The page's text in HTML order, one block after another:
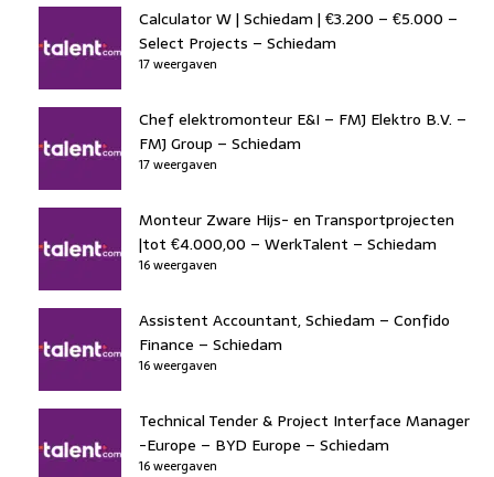
Calculator W | Schiedam | €3.200 – €5.000 –
Select Projects – Schiedam
17 weergaven
Chef elektromonteur E&I – FMJ Elektro B.V. –
FMJ Group – Schiedam
17 weergaven
Monteur Zware Hijs- en Transportprojecten
|tot €4.000,00 – WerkTalent – Schiedam
16 weergaven
Assistent Accountant, Schiedam – Confido
Finance – Schiedam
16 weergaven
Technical Tender & Project Interface Manager
-Europe – BYD Europe – Schiedam
16 weergaven